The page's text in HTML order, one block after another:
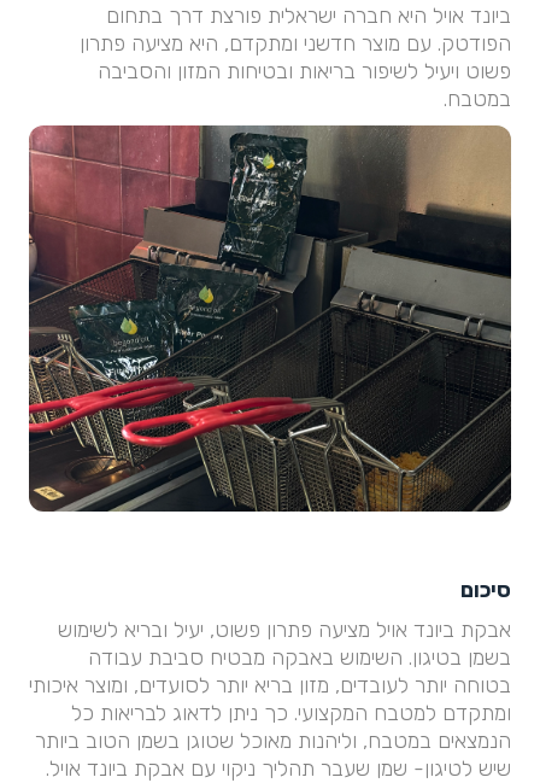
ביונד אויל היא חברה ישראלית פורצת דרך בתחום
הפודטק. עם מוצר חדשני ומתקדם, היא מציעה פתרון
פשוט ויעיל לשיפור בריאות ובטיחות המזון והסביבה
במטבח.
סיכום
אבקת ביונד אויל מציעה פתרון פשוט, יעיל ובריא לשימוש
בשמן בטיגון. השימוש באבקה מבטיח סביבת עבודה
בטוחה יותר לעובדים, מזון בריא יותר לסועדים, ומוצר איכותי
ומתקדם למטבח המקצועי. כך ניתן לדאוג לבריאות כל
הנמצאים במטבח, וליהנות מאוכל שטוגן בשמן הטוב ביותר
שיש לטיגון- שמן שעבר תהליך ניקוי עם אבקת ביונד אויל.